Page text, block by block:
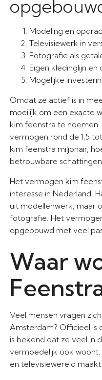
Modeling en
Televisiewerk in
Fotografie als
Eigen kledinglijn
Mogelijke
Omdat ze actief is in
moeilijk om een exacte
kim feenstra te
vermogen rond de 1,5
kim feenstra miljonair,
betrouwbare
Het vermogen kim
interesse in Nederland.
uit modellenwerk, maar
fotografie. Het
opgebouwd met veel
Waar
Veel mensen vragen
Amsterdam? Officieel is
is bekend dat ze veel in
vermoedelijk ook
en televisiewereld